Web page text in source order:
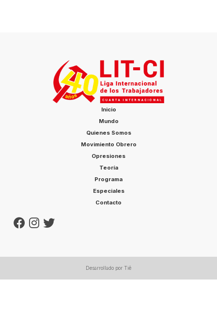
Inicio
Mundo
Quienes Somos
Movimiento Obrero
Opresiones
Teoría
Programa
Especiales
Contacto
Desarrollado por Tiê